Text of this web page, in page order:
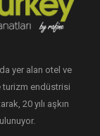
yer alan otel ve
turizm endüstrisi
20 yılı aşkın